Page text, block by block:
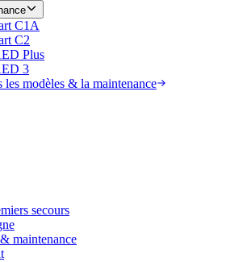
C1A
C2
Plus
3
les modèles & la maintenance
secours
maintenance